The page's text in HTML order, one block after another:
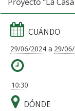
CUÁNDO
29/06/2024 a 29/
10:30
DÓNDE